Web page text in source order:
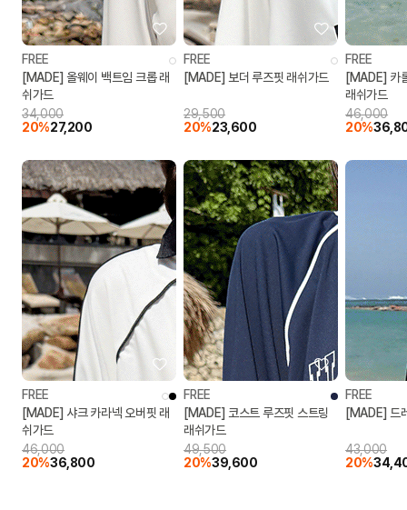
FREE
[MADE] 올웨이 백트임 크롭 래
쉬가드
34,000
20%27,200
FREE
[MADE] 샤크 카라넥 오버핏 래
쉬가드
46,000
20%36,800
FREE
[MADE] 보더 루즈핏 래쉬가드
29,500
20%23,600
FREE
[MADE] 코스트 루즈핏 스트링
래쉬가드
49,500
20%39,600
FREE
[MADE] 카
래쉬가드
46,000
20%
FREE
[MADE] 드
43,000
20%